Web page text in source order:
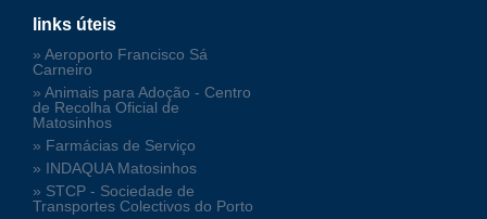
links úteis
» Aeroporto Francisco Sá
Carneiro
» Animais para Adoção - Centro
de Recolha Oficial de
Matosinhos
» Farmácias de Serviço
» INDAQUA Matosinhos
» STCP - Sociedade de
Transportes Colectivos do Porto